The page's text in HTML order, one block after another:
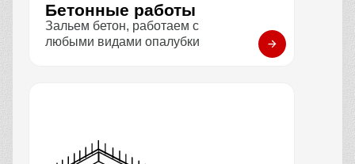
Бетонные работы
Зальем бетон, работаем с
любыми видами опалубки